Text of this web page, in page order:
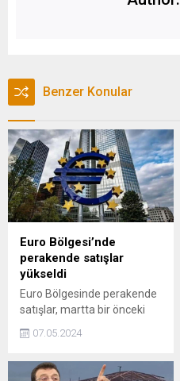
Benzer Konular
Euro Bölgesi’nde
perakende satışlar
yükseldi
Euro Bölgesinde perakende
satışlar, martta bir önceki
07.05.2024